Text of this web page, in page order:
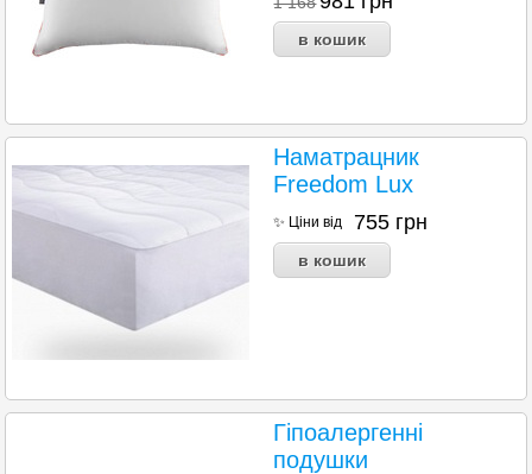
Наматрацник
Freedom Lux
✨ Ціни від 755 грн
Гіпоалергенні
подушки